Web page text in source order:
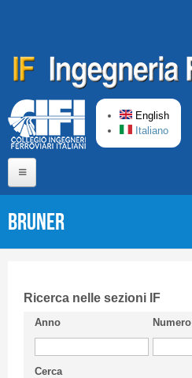
English
Italiano
Short presentation CIFI
Guideline
BRUNER
Ricerca nelle sezioni IF
Anno Numero
Cerca